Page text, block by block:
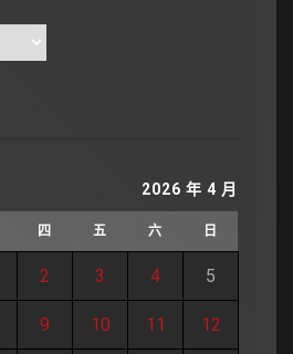
2026 年 4 月
四 五 六 日
2 3 4 5
9 10 11 12